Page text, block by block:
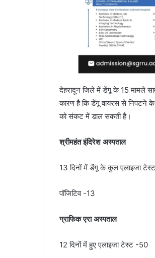
देहरादून जिले में डेंगू के 15 मामले
कारण है कि डेंगू वायरस से निपटने के
को संकट में डाल सकती है।
श्रीमहंत इंदिरेश अस्पताल
13 दिनों में डेंगू के कुल एलाइजा
पॉजिटिव -13
ग्राफिक एरा अस्पताल
12 दिनों में हुए एलाइजा टेस्ट -50